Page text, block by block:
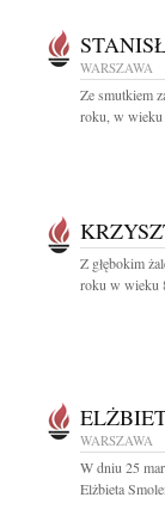
WARSZAWA
Ze smutkiem
roku, w wieku
Z głębokim
roku w wieku
WARSZAWA
W dniu 25
Elżbieta